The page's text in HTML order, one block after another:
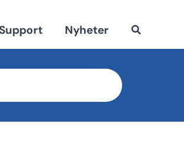
Support Nyheter